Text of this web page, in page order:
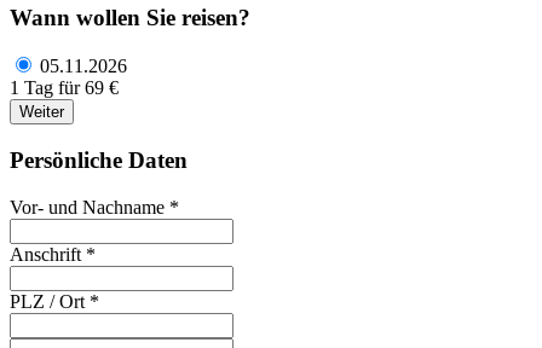
Wann wollen Sie reisen?
05.11.2026
1 Tag für 69 €
Weiter
Persönliche Daten
Vor- und Nachname *
Anschrift *
PLZ / Ort *